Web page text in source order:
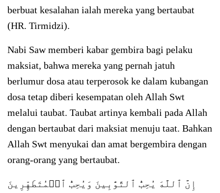
berbuat kesalahan ialah mereka yang bertaubat
(HR. Tirmidzi).
Nabi Saw memberi kabar gembira bagi pelaku
maksiat, bahwa mereka yang pernah jatuh
berlumur dosa atau terperosok ke dalam kubangan
dosa tetap diberi kesempatan oleh Allah Swt
melalui taubat. Taubat artinya kembali pada Allah
dengan bertaubat dari maksiat menuju taat. Bahkan
Allah Swt menyukai dan amat bergembira dengan
orang-orang yang bertaubat.
إِنَّ ٱللَّهَ يُحِبُّ ٱلتَّوَّٰبِينَ وَيُحِبُّ ٱلۡمُتَطَهِّرِينَ